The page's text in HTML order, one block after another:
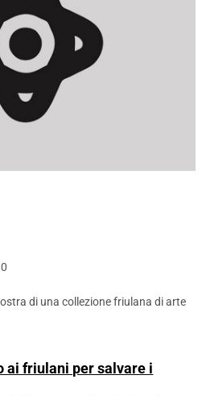
di una collezione friulana di arte
ai friulani per salvare i